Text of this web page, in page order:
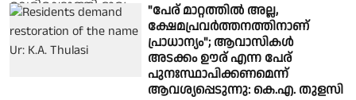
"പേര് മാറ്റത്തിൽ അല്ല,
ക്ഷേമപ്രവർത്തനത്തിനാണ്
പ്രാധാന്യം"; ആവാസികൾ
അടക്കം ഊര് എന്ന പേര്
പുനഃസ്ഥാപിക്കണമെന്ന്
ആവശ്യപ്പെടുന്നു: കെ.എ. തുളസി